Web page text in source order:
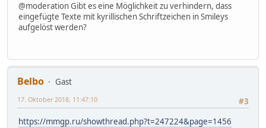
@moderation Gibt es eine Möglichkeit zu verhindern, dass
eingefügte Texte mit kyrillischen Schriftzeichen in Smileys
aufgelöst werden?
Belbo
Gast
#3
17. Oktober 2018, 11:47:10
https://mmgp.ru/showthread.php?t=247224&page=1456